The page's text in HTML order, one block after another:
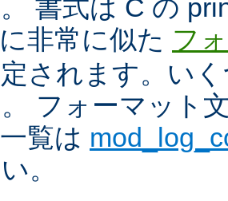
書式は C の
非常に似た フ
されます。い
フォーマット
覧は
。